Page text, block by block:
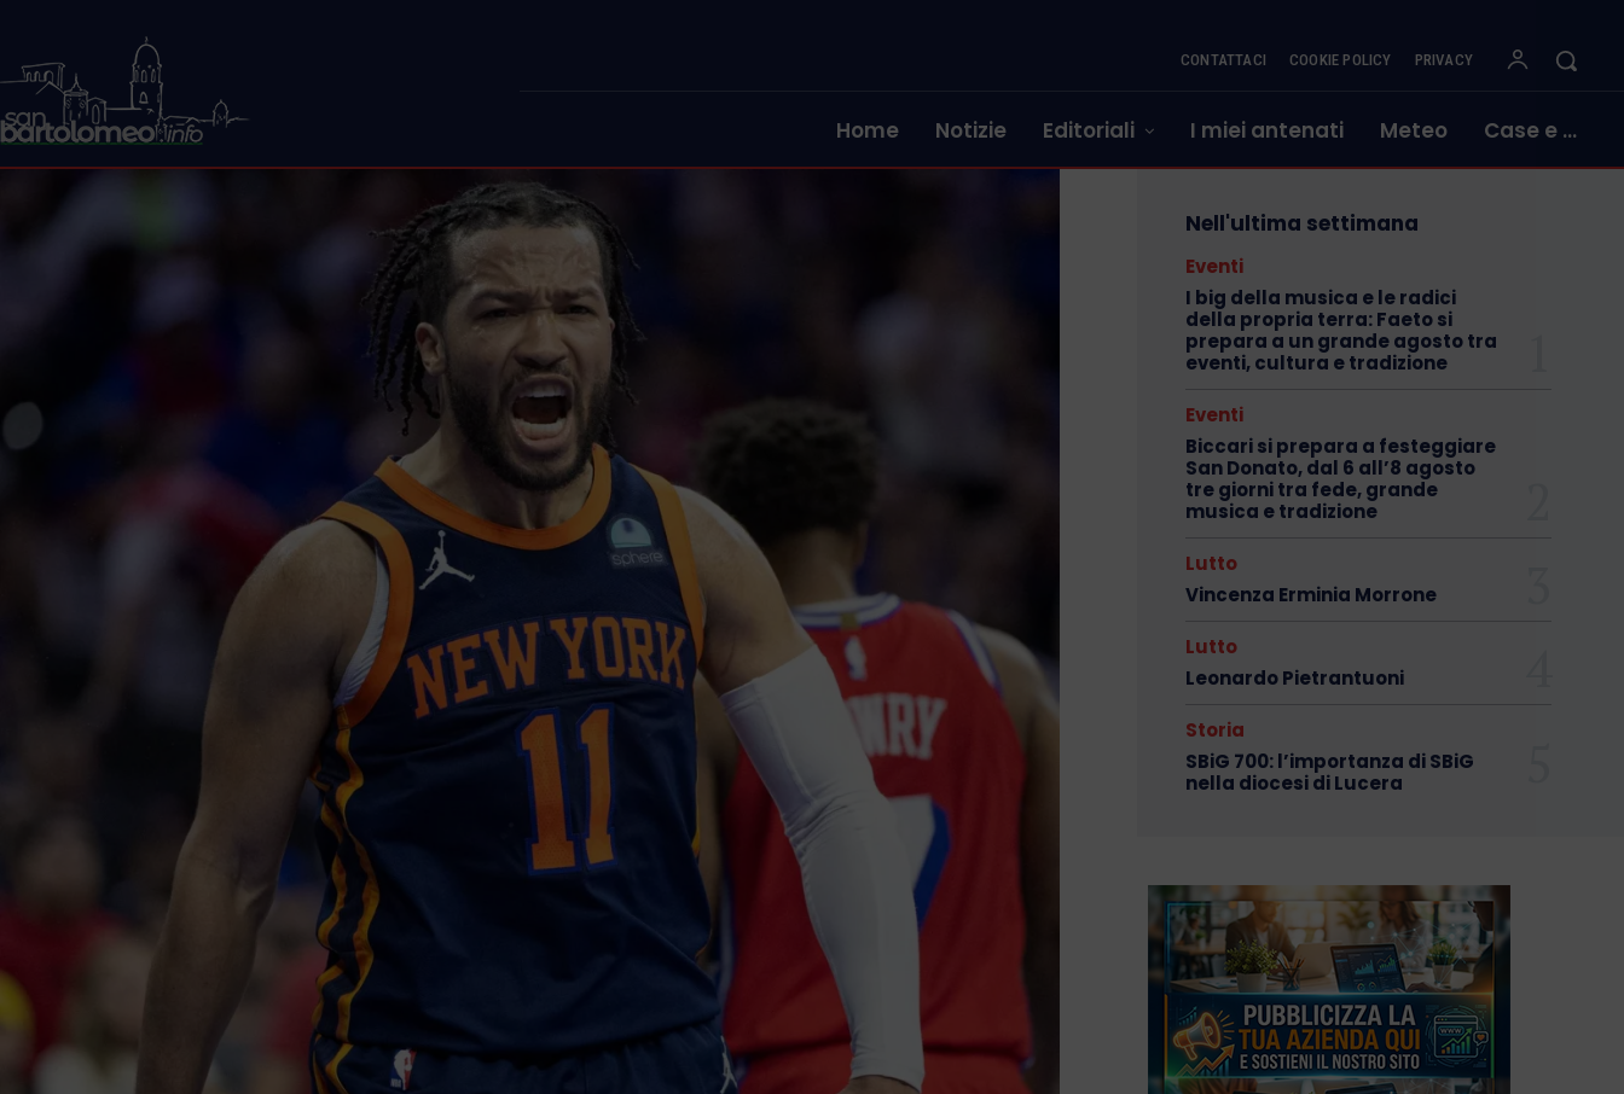
CONTATTACI COOKIE POLICY PRIVACY
Home Notizie Editoriali I miei antenati Meteo Case e …
Nell'ultima settimana
Eventi
I big della musica e le radici
della propria terra: Faeto si
prepara a un grande agosto tra
eventi, cultura e tradizione
Eventi
Biccari si prepara a festeggiare
San Donato, dal 6 all’8 agosto
tre giorni tra fede, grande
musica e tradizione
Lutto
Vincenza Erminia Morrone
Lutto
Leonardo Pietrantuoni
Storia
SBiG 700: l’importanza di SBiG
nella diocesi di Lucera